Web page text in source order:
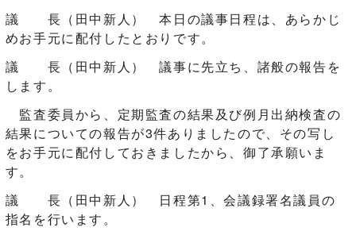
議 長（田中新人） 本日の議事日程は、あらかじ
めお手元に配付したとおりです。
議 長（田中新人） 議事に先立ち、諸般の報告を
します。
監査委員から、定期監査の結果及び例月出納検査の
結果についての報告が3件ありましたので、その写し
をお手元に配付しておきましたから、御了承願いま
す。
議 長（田中新人） 日程第1、会議録署名議員の
指名を行います。